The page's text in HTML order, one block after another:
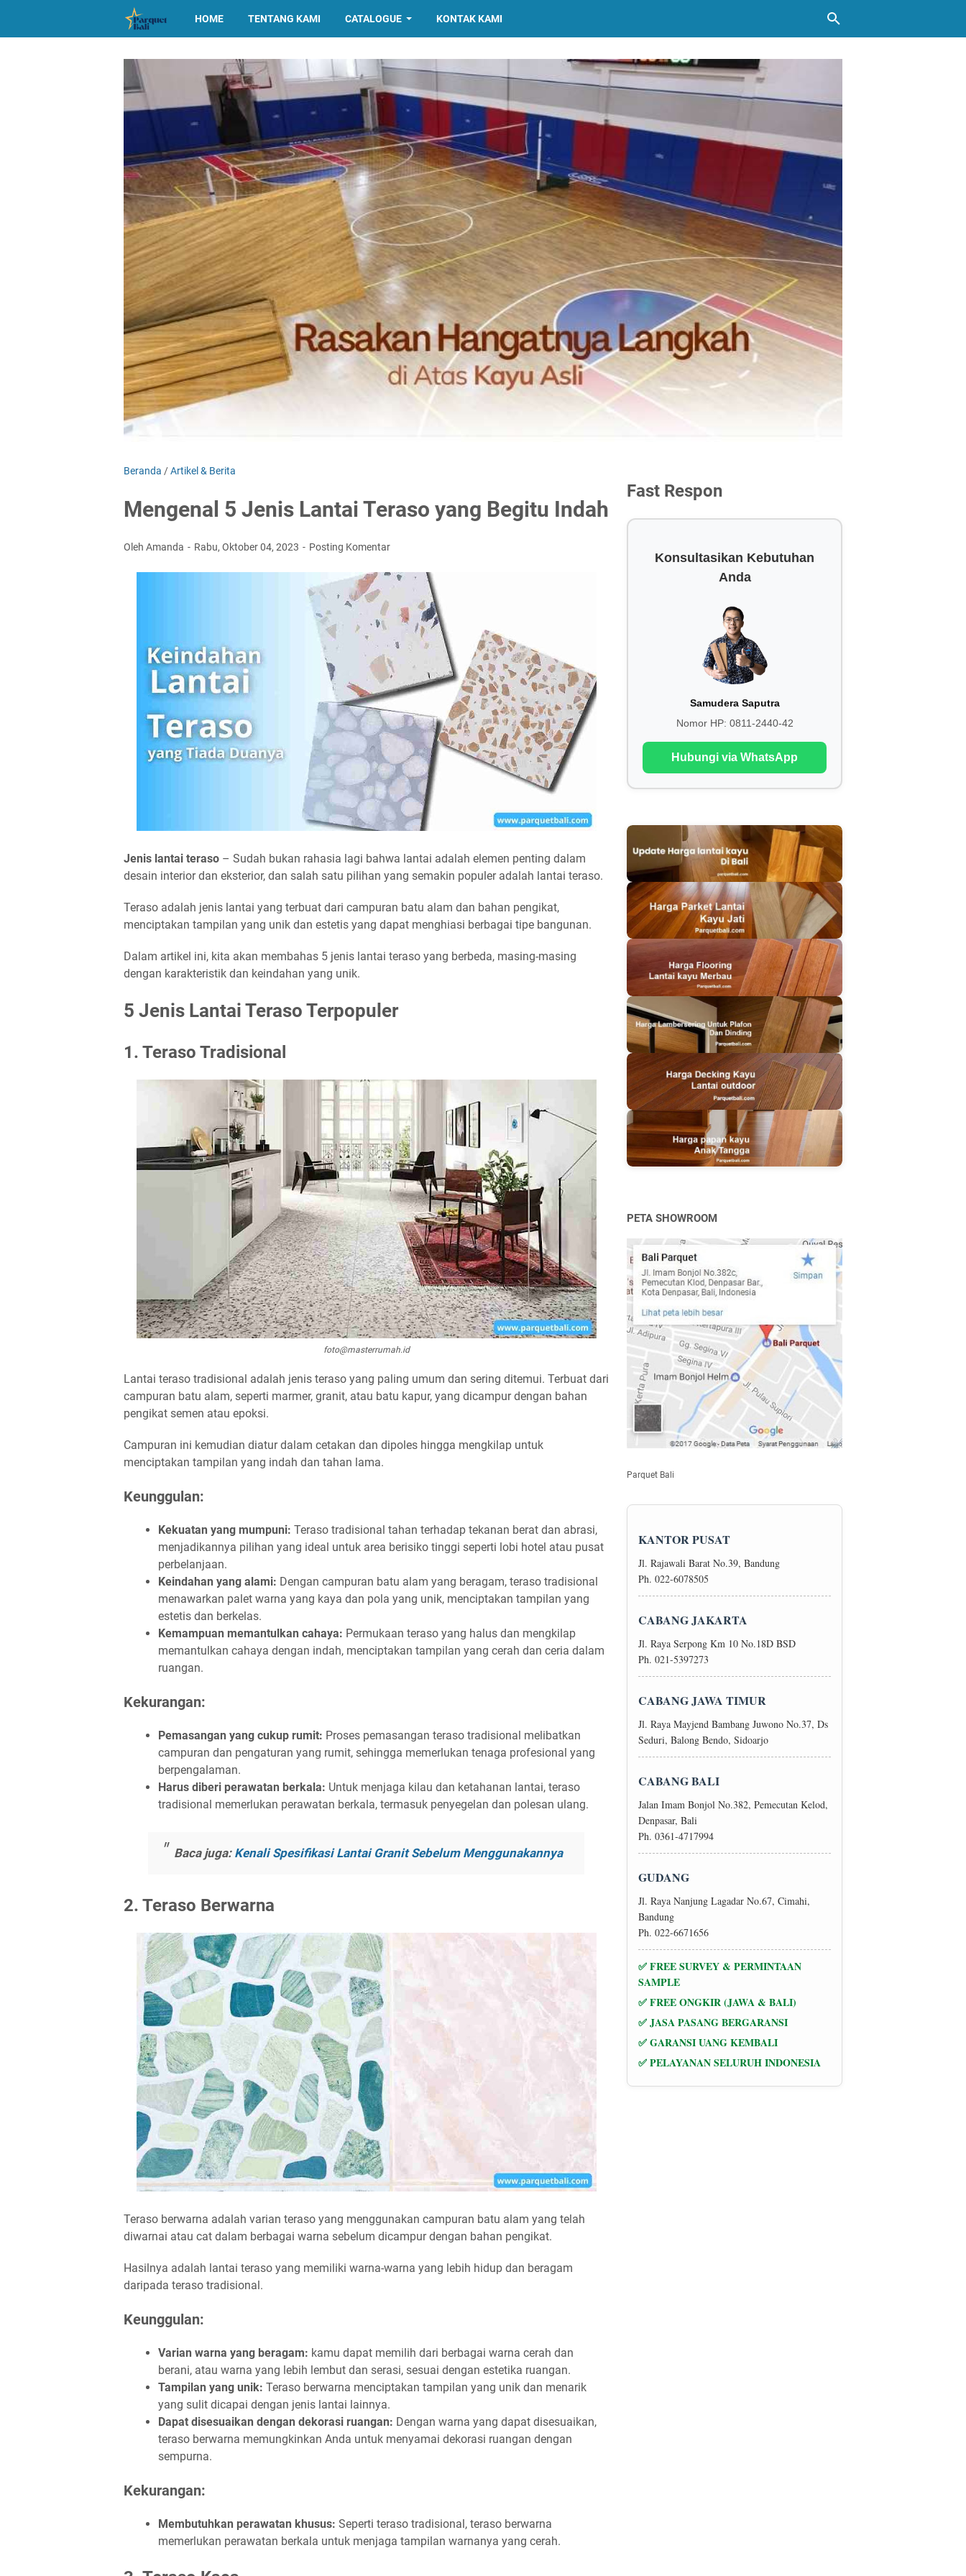
HOME TENTANG KAMI CATALOGUE KONTAK KAMI
Beranda /Artikel & Berita
Mengenal 5 Jenis Lantai Teraso yang Begitu Indah
Oleh Amanda Rabu, Oktober 04, 2023 Posting Komentar
Jenis lantai teraso – Sudah bukan rahasia lagi bahwa lantai adalah elemen penting dalam
desain interior dan eksterior, dan salah satu pilihan yang semakin populer adalah lantai teraso.
Teraso adalah jenis lantai yang terbuat dari campuran batu alam dan bahan pengikat,
menciptakan tampilan yang unik dan estetis yang dapat menghiasi berbagai tipe bangunan.
Dalam artikel ini, kita akan membahas 5 jenis lantai teraso yang berbeda, masing-masing
dengan karakteristik dan keindahan yang unik.
5 Jenis Lantai Teraso Terpopuler
1. Teraso Tradisional
foto@masterrumah.id
Lantai teraso tradisional adalah jenis teraso yang paling umum dan sering ditemui. Terbuat dari
campuran batu alam, seperti marmer, granit, atau batu kapur, yang dicampur dengan bahan
pengikat semen atau epoksi.
Campuran ini kemudian diatur dalam cetakan dan dipoles hingga mengkilap untuk
menciptakan tampilan yang indah dan tahan lama.
Keunggulan:
Kekuatan yang mumpuni: Teraso tradisional tahan terhadap tekanan berat dan abrasi,
menjadikannya pilihan yang ideal untuk area berisiko tinggi seperti lobi hotel atau pusat
perbelanjaan.
Keindahan yang alami: Dengan campuran batu alam yang beragam, teraso tradisional
menawarkan palet warna yang kaya dan pola yang unik, menciptakan tampilan yang
estetis dan berkelas.
Kemampuan memantulkan cahaya: Permukaan teraso yang halus dan mengkilap
memantulkan cahaya dengan indah, menciptakan tampilan yang cerah dan ceria dalam
ruangan.
Kekurangan:
Pemasangan yang cukup rumit: Proses pemasangan teraso tradisional melibatkan
campuran dan pengaturan yang rumit, sehingga memerlukan tenaga profesional yang
berpengalaman.
Harus diberi perawatan berkala: Untuk menjaga kilau dan ketahanan lantai, teraso
tradisional memerlukan perawatan berkala, termasuk penyegelan dan polesan ulang.
Baca juga: Kenali Spesifikasi Lantai Granit Sebelum Menggunakannya
2. Teraso Berwarna
Teraso berwarna adalah varian teraso yang menggunakan campuran batu alam yang telah
diwarnai atau cat dalam berbagai warna sebelum dicampur dengan bahan pengikat.
Hasilnya adalah lantai teraso yang memiliki warna-warna yang lebih hidup dan beragam
daripada teraso tradisional.
Keunggulan:
Varian warna yang beragam: kamu dapat memilih dari berbagai warna cerah dan
berani, atau warna yang lebih lembut dan serasi, sesuai dengan estetika ruangan.
Tampilan yang unik: Teraso berwarna menciptakan tampilan yang unik dan menarik
yang sulit dicapai dengan jenis lantai lainnya.
Dapat disesuaikan dengan dekorasi ruangan: Dengan warna yang dapat disesuaikan,
teraso berwarna memungkinkan Anda untuk menyamai dekorasi ruangan dengan
sempurna.
Kekurangan:
Membutuhkan perawatan khusus: Seperti teraso tradisional, teraso berwarna
memerlukan perawatan berkala untuk menjaga tampilan warnanya yang cerah.
Fast Respon
Konsultasikan Kebutuhan
Anda
Samudera Saputra
Nomor HP: 0811-2440-42
Hubungi via WhatsApp
PETA SHOWROOM
Parquet Bali
KANTOR PUSAT
Jl. Rajawali Barat No.39, Bandung
Ph. 022-6078505
CABANG JAKARTA
Jl. Raya Serpong Km 10 No.18D BSD
Ph. 021-5397273
CABANG JAWA TIMUR
Jl. Raya Mayjend Bambang Juwono No.37, Ds
Seduri, Balong Bendo, Sidoarjo
CABANG BALI
Jalan Imam Bonjol No.382, Pemecutan Kelod,
Denpasar, Bali
Ph. 0361-4717994
GUDANG
Jl. Raya Nanjung Lagadar No.67, Cimahi,
Bandung
Ph. 022-6671656
✅ FREE SURVEY & PERMINTAAN
SAMPLE
✅ FREE ONGKIR (JAWA & BALI)
✅ JASA PASANG BERGARANSI
✅ GARANSI UANG KEMBALI
✅ PELAYANAN SELURUH INDONESIA